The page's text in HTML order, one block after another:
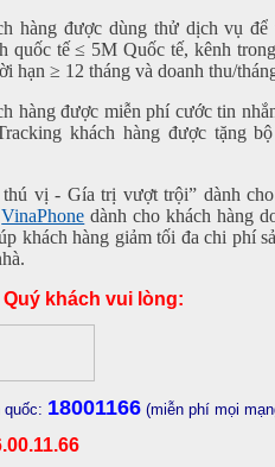
hàng được dùng thử dịch vụ
quốc tế ≤ 5M Quốc tế, kênh
hạn ≥ 12 tháng và doanh thu/
hàng được miễn phí cước tin
khách hàng được tặng
vị - Gía trị vượt trội” dành
VinaPhone dành cho khách hàng
khách hàng giảm tối đa chi phí
khách vui lòng:
quốc: 18001166 (miễn phí mọi